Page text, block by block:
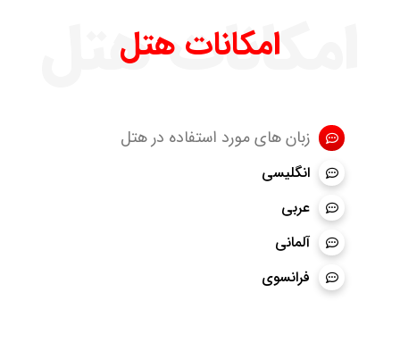
امکانات هتل
امکانات هتل
زبان های مورد استفاده در هتل
انگلیسی
عربی
آلمانی
فرانسوی